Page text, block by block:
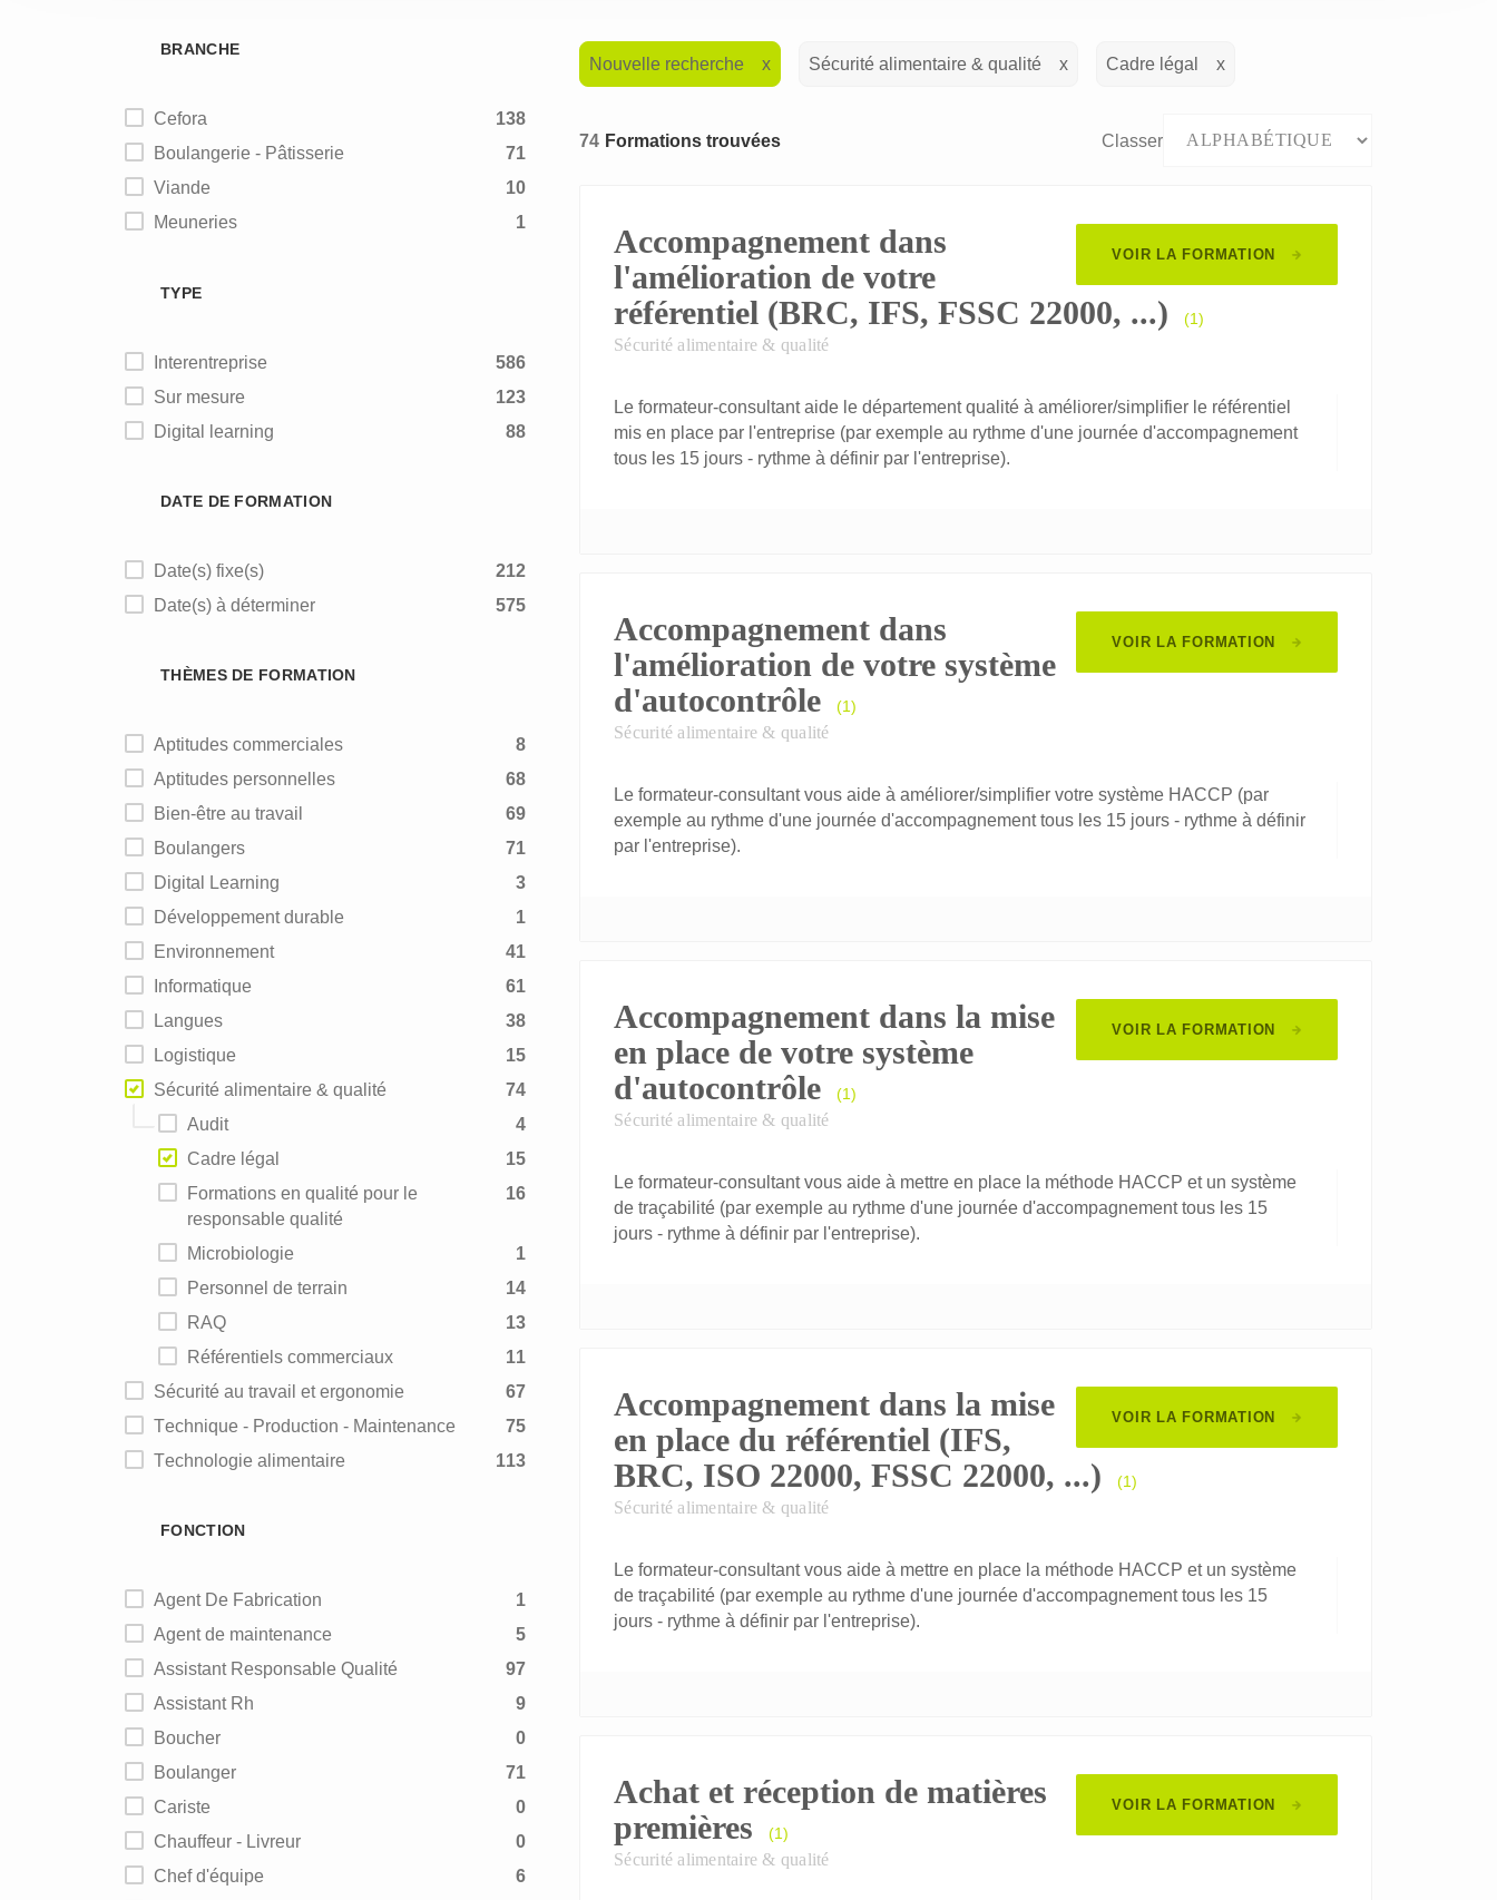
BRANCHE
Cefora
138
Boulangerie - Pâtisserie
71
Viande
10
Meuneries
1
TYPE
Interentreprise
586
Sur mesure
123
Digital learning
88
DATE DE FORMATION
Date(s) fixe(s)
212
Date(s) à déterminer
575
THÈMES DE FORMATION
Aptitudes commerciales
8
Aptitudes personnelles
68
Bien-être au travail
69
Boulangers
71
Digital Learning
3
Développement durable
1
Environnement
41
Informatique
61
Langues
38
Logistique
15
Sécurité alimentaire & qualité
74
Audit
4
Cadre légal
15
Formations en qualité pour le
responsable qualité
16
Microbiologie
1
Personnel de terrain
14
RAQ
13
Référentiels commerciaux
11
Sécurité au travail et ergonomie
67
Technique - Production - Maintenance
75
Technologie alimentaire
113
FONCTION
Agent De Fabrication
1
Agent de maintenance
5
Assistant Responsable Qualité
97
Assistant Rh
9
Boucher
0
Boulanger
71
Cariste
0
Chauffeur - Livreur
0
Chef d'équipe
6
Nouvelle recherche Sécurité alimentaire & qualité Cadre légal
74 Formations trouvées Classer
VOIR LA FORMATION
Accompagnement dans
l'amélioration de votre
référentiel (BRC, IFS, FSSC 22000, ...)
(1)
Sécurité alimentaire & qualité
Le formateur-consultant aide le département qualité à améliorer/simplifier le référentiel
mis en place par l'entreprise (par exemple au rythme d'une journée d'accompagnement
tous les 15 jours - rythme à définir par l'entreprise).
VOIR LA FORMATION
Accompagnement dans
l'amélioration de votre système
d'autocontrôle
(1)
Sécurité alimentaire & qualité
Le formateur-consultant vous aide à améliorer/simplifier votre système HACCP (par
exemple au rythme d'une journée d'accompagnement tous les 15 jours - rythme à définir
par l'entreprise).
VOIR LA FORMATION
Accompagnement dans la mise
en place de votre système
d'autocontrôle
(1)
Sécurité alimentaire & qualité
Le formateur-consultant vous aide à mettre en place la méthode HACCP et un système
de traçabilité (par exemple au rythme d'une journée d'accompagnement tous les 15
jours - rythme à définir par l'entreprise).
VOIR LA FORMATION
Accompagnement dans la mise
en place du référentiel (IFS,
BRC, ISO 22000, FSSC 22000, ...)
(1)
Sécurité alimentaire & qualité
Le formateur-consultant vous aide à mettre en place la méthode HACCP et un système
de traçabilité (par exemple au rythme d'une journée d'accompagnement tous les 15
jours - rythme à définir par l'entreprise).
VOIR LA FORMATION
Achat et réception de matières
premières
(1)
Sécurité alimentaire & qualité